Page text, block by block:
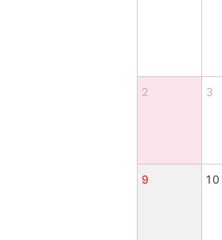
2 3
9 10